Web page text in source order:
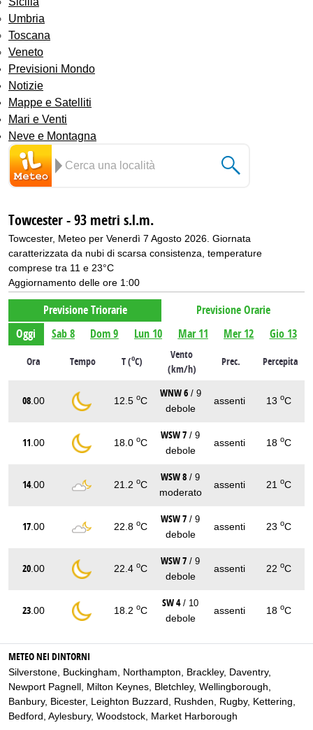
Umbria
Toscana
Veneto
Previsioni Mondo
Notizie
Mappe e Satelliti
Mari e Venti
Neve e Montagna
Towcester - 93 metri s.l.m.
Towcester, Meteo per Venerdì 7 Agosto 2026. Giornata
caratterizzata da nubi di scarsa consistenza, temperature
comprese tra 11 e 23°C
Aggiornamento delle ore 1:00
Previsione Triorarie
Previsione Orarie
Oggi
Sab 8 Dom 9 Lun 10 Mar 11 Mer 12 Gio 13
Ora Tempo T (oC)
Vento
(km/h)
Prec. Percepita
08 .00 12.5 oC
WNW 6 / 9
debole
assenti 13 oC
11 .00 18.0 oC
WSW 7 / 9
debole
assenti 18 oC
14.00 21.2 oC
WSW 8 / 9
moderato
assenti 21 oC
17 .00 22.8 oC
WSW 7 / 9
debole
assenti 23 oC
20 .00 22.4 oC
WSW 7 / 9
debole
assenti 22 oC
23 .00 18.2 oC
SW 4 / 10
debole
assenti 18 oC
METEO NEI DINTORNI
Silverstone Buckingham Northampton Brackley, Daventry,
Newport Pagnell Milton Keynes Bletchley, Wellingborough
Banbury, Bicester, Leighton Buzzard Rushden Rugby, Kettering
Bedford Aylesbury, Woodstock Market Harborough